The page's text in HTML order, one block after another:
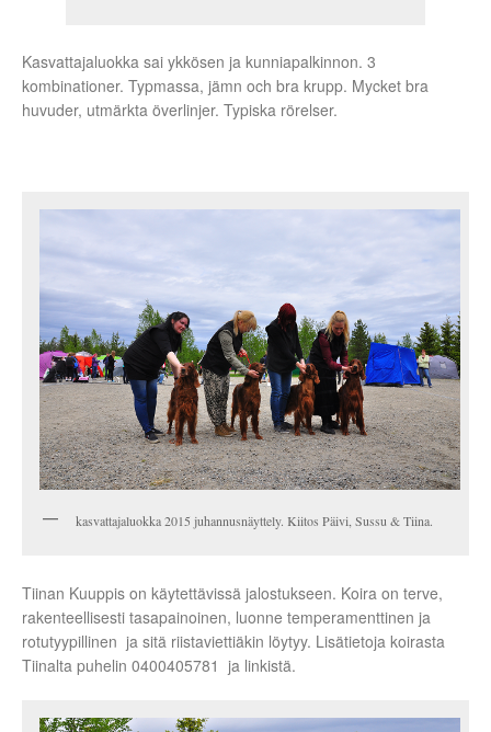
Kasvattajaluokka sai ykkösen ja kunniapalkinnon. 3
kombinationer. Typmassa, jämn och bra krupp. Mycket bra
huvuder, utmärkta överlinjer. Typiska rörelser.
kasvattajaluokka 2015 juhannusnäyttely. Kiitos Päivi, Sussu & Tiina.
Tiinan Kuuppis on käytettävissä jalostukseen. Koira on terve,
rakenteellisesti tasapainoinen, luonne temperamenttinen ja
rotutyypillinen ja sitä riistaviettiäkin löytyy. Lisätietoja koirasta
Tiinalta puhelin 0400405781 ja linkistä.